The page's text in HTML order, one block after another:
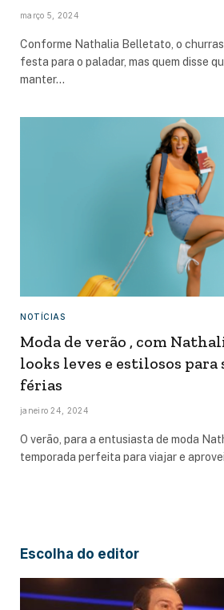
março 5, 2024
Conforme Nathalia Belletato, o
festa para o paladar, mas quem disse
manter…
NOTÍCIAS
Moda de verão , com
looks leves e estilosos para
férias
janeiro 24, 2024
O verão, para a entusiasta de moda
temporada perfeita para viajar e
Escolha do editor